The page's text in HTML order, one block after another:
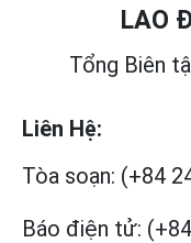
LAO
Tổng Biên
Liên Hệ:
Tòa soạn: (+84
Báo điện tử: